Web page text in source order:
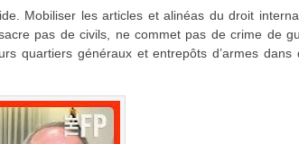
Mobiliser les articles et alinéas du droit
pas de civils, ne commet pas de crime de
quartiers généraux et entrepôts d’armes dans